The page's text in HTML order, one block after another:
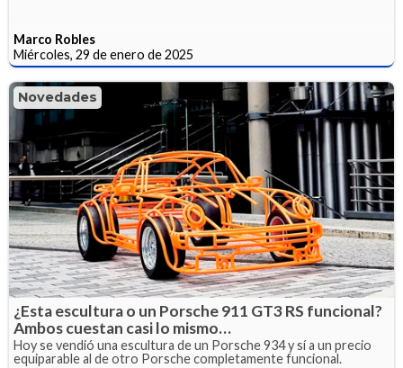
Marco Robles
Miércoles, 29 de enero de 2025
Novedades
¿Esta escultura o un Porsche 911 GT3 RS funcional?
Ambos cuestan casi lo mismo…
Hoy se vendió una escultura de un Porsche 934 y sí a un precio
equiparable al de otro Porsche completamente funcional.